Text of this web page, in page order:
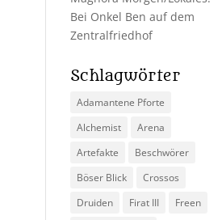
Bei Onkel Ben auf dem
Zentralfriedhof
Schlagwörter
Adamantene Pforte
Alchemist
Arena
Artefakte
Beschwörer
Böser Blick
Crossos
Druiden
Firat III
Freen